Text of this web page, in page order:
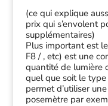
(ce qui explique
prix qui s’envolent
supplémentaires)
Plus important est
F8 / , etc) est une
quantité de lumière
quel que soit le type
permet d’utiliser
posemètre par